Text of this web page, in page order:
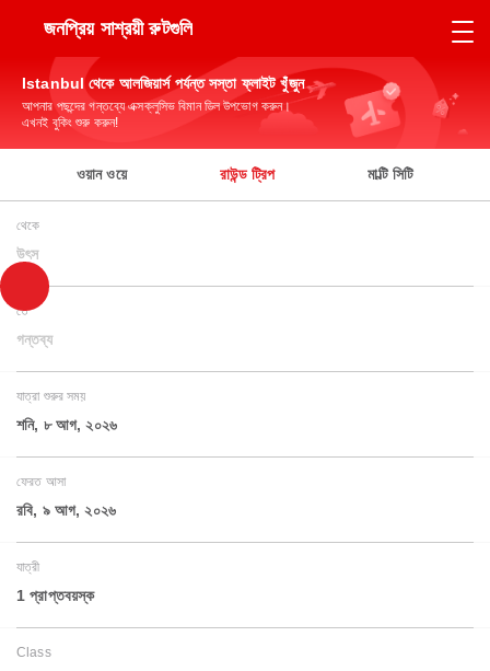
জনপ্রিয় সাশ্রয়ী রুটগুলি
Istanbul থেকে আলজিয়ার্স পর্যন্ত সস্তা ফ্লাইট খুঁজুন
আপনার পছন্দের গন্তব্যে এক্সক্লুসিভ বিমান ডিল উপভোগ করুন।
এখনই বুকিং শুরু করুন!
ওয়ান ওয়ে রাউন্ড ট্রিপ মাল্টি সিটি
থেকে
উৎস
তে
গন্তব্য
যাত্রা শুরুর সময়
শনি, ৮ আগ, ২০২৬
ফেরত আসা
রবি, ৯ আগ, ২০২৬
যাত্রী
1 প্রাপ্তবয়স্ক
Class